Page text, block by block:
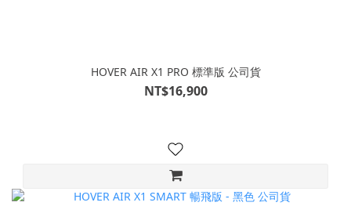
HOVER AIR X1 PRO 標準版 公司貨
NT$16,900